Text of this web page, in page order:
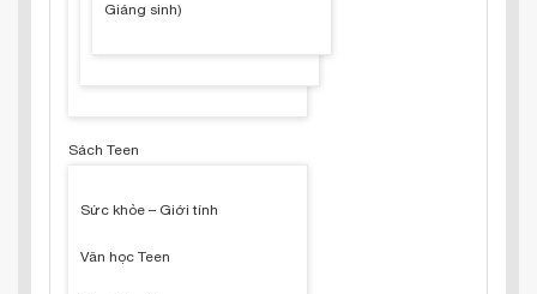
Giáng sinh)
Sách Teen
Sức khỏe – Giới tính
Văn học Teen